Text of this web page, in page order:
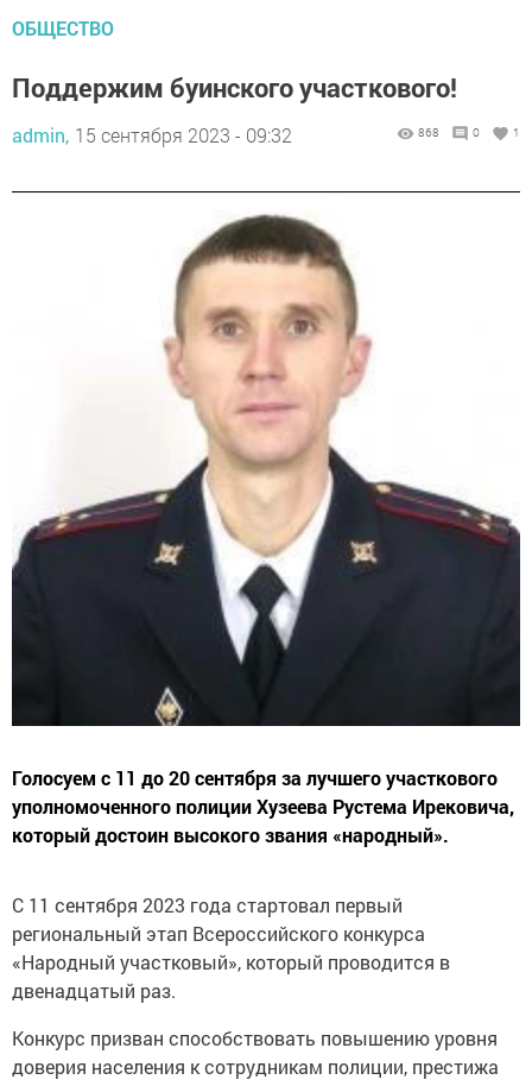
ОБЩЕСТВО
Поддержим буинского участкового!
admin, 15 сентября 2023 - 09:32 868 0 1
Голосуем с 11 до 20 сентября за лучшего участкового
уполномоченного полиции Хузеева Рустема Ирековича,
который достоин высокого звания «народный».
С 11 сентября 2023 года стартовал первый
региональный этап Всероссийского конкурса
«Народный участковый», который проводится в
двенадцатый раз.
Конкурс призван способствовать повышению уровня
доверия населения к сотрудникам полиции, престижа